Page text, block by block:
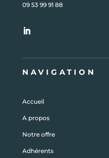
09 53 99 91 88
NAVIGATION
Accueil
A propos
Notre offre
Adhérents